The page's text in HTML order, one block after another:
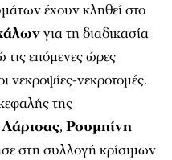
έχουν κληθεί στο
για τη διαδικασία
επόμενες ώρες
νεκροψίες-νεκροτομές.
της
Λάρισας, Ρουμπίνη
στη συλλογή κρίσιμων